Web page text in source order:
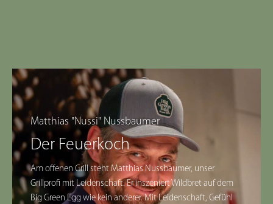
Matthias "Nussi" Nussbaumer
Der Feuerkoch
Am offenen Grill steht Matthias Nussbaumer, unser
Grillprofi mit Leidenschaft. Er inszeniert Wildbret auf dem
Big Green Egg wie kein anderer. Mit Leidenschaft, Gefühl